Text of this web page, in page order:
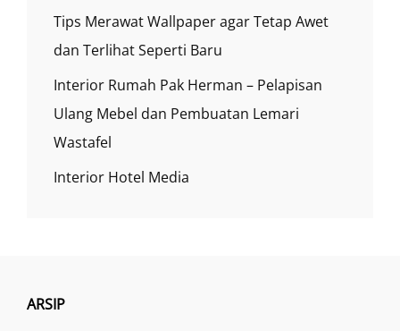
Tips Merawat Wallpaper agar Tetap Awet
dan Terlihat Seperti Baru
Interior Rumah Pak Herman – Pelapisan
Ulang Mebel dan Pembuatan Lemari
Wastafel
Interior Hotel Media
ARSIP